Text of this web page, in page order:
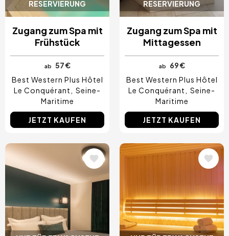
RESERVIERUNG
Zugang zum Spa mit
Frühstück
ab
57 €
Best Western Plus Hôtel
Le Conquérant
Seine-
Maritime
JETZT KAUFEN
RESERVIERUNG
Zugang zum Spa mit
Mittagessen
ab
69 €
Best Western Plus Hôtel
Le Conquérant
Seine-
Maritime
JETZT KAUFEN
Bild Bild